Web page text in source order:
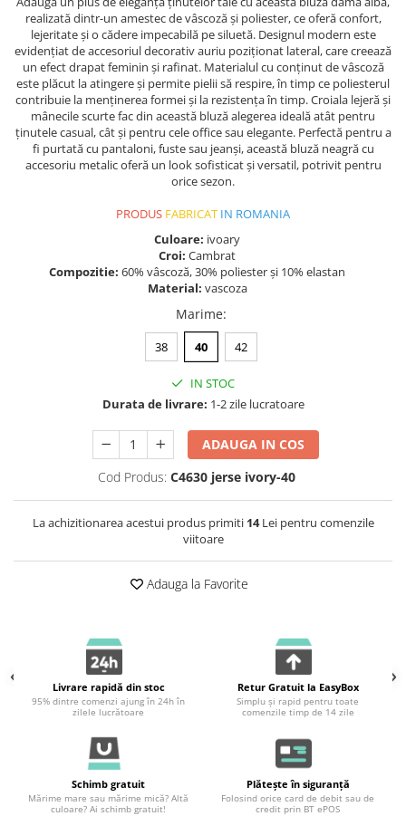
realizată dintr-un amestec de vâscoză și poliester, ce oferă confort,
lejeritate și o cădere impecabilă pe siluetă. Designul modern este
evidențiat de accesoriul decorativ auriu poziționat lateral, care creează
un efect drapat feminin și rafinat. Materialul cu conținut de vâscoză
este plăcut la atingere și permite pielii să respire, în timp ce poliesterul
contribuie la menținerea formei și la rezistența în timp. Croiala lejeră și
mânecile scurte fac din această bluză alegerea ideală atât pentru
ținutele casual, cât și pentru cele office sau elegante. Perfectă pentru a
fi purtată cu pantaloni, fuste sau jeanși, această bluză neagră cu
accesoriu metalic oferă un look sofisticat și versatil, potrivit pentru
orice sezon.
PRODUS FABRICAT IN ROMANIA
Culoare: ivoary
Croi: Cambrat
Compozitie: 60% vâscoză, 30% poliester și 10% elastan
Material: vascoza
Marime:
38 40 42
IN STOC
Durata de livrare: 1-2 zile lucratoare
ADAUGA IN COS
Cod Produs: C4630 jerse ivory-40
La achizitionarea acestui produs primiti 14Lei pentru comenzile
viitoare
Adauga la Favorite
Livrare rapidă din stoc
95% dintre comenzi ajung în 24h în
zilele lucrătoare
Retur Gratuit la EasyBox
Simplu și rapid pentru toate
comenzile timp de 14 zile
Schimb gratuit
Mărime mare sau mărime mică? Altă
culoare? Ai schimb gratuit!
Plătește în siguranță
Folosind orice card de debit sau de
credit prin BT ePOS